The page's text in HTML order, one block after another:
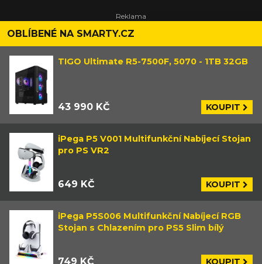
OBLÍBENÉ NA SMARTY.CZ
TIGO Ultimate R5-7500F, 5070 - 1TB 32GB
43 990 KČ KOUPIT
iPega P5 V001 Multifunkční Nabíjecí Stojan
pro PS VR2
649 KČ KOUPIT
iPega P5S006 Multifunkční Nabíjecí RGB
Stojan s Chlazením pro PS5 Slim bílý
749 KČ KOUPIT